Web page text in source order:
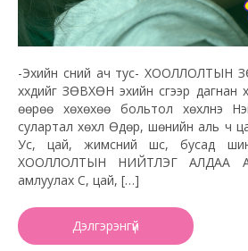
-Эхийн сүүний ач тус- ХООЛЛОЛТЫН
хүүхдийг ЗӨВХӨН эхийн сүүгээр
өөрөө хөхөхөө больтол хөхүүлнэ
сулартал хөхүүл Өдөр, шөнийн аль ч
Ус, цай, жимсний шүүс, бусад
ХООЛЛОЛТЫН НИЙТЛЭГ АЛДАА
амлуулах Сүү, цай, […]
Дэлгэрэнгүй